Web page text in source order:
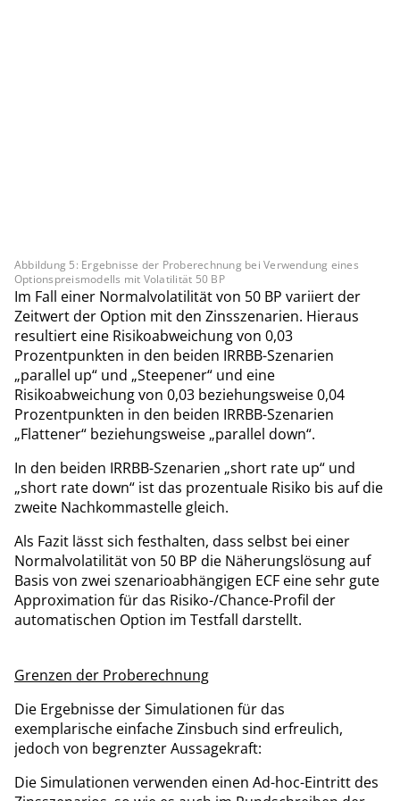
Abbildung 5: Ergebnisse der Proberechnung bei Verwendung eines
Optionspreismodells mit Volatilität 50 BP
Im Fall einer Normalvolatilität von 50 BP variiert der
Zeitwert der Option mit den Zinsszenarien. Hieraus
resultiert eine Risikoabweichung von 0,03
Prozentpunkten in den beiden IRRBB-Szenarien
„parallel up“ und „Steepener“ und eine
Risikoabweichung von 0,03 beziehungsweise 0,04
Prozentpunkten in den beiden IRRBB-Szenarien
„Flattener“ beziehungsweise „parallel down“.
In den beiden IRRBB-Szenarien „short rate up“ und
„short rate down“ ist das prozentuale Risiko bis auf die
zweite Nachkommastelle gleich.
Als Fazit lässt sich festhalten, dass selbst bei einer
Normalvolatilität von 50 BP die Näherungslösung auf
Basis von zwei szenarioabhängigen ECF eine sehr gute
Approximation für das Risiko-/Chance-Profil der
automatischen Option im Testfall darstellt.
Grenzen der Proberechnung
Die Ergebnisse der Simulationen für das
exemplarische einfache Zinsbuch sind erfreulich,
jedoch von begrenzter Aussagekraft:
Die Simulationen verwenden einen Ad-hoc-Eintritt des